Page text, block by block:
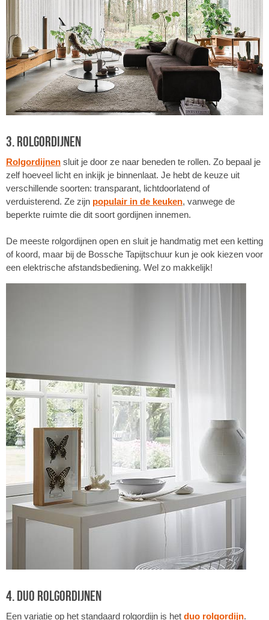
3. Rolgordijnen
Rolgordijnen sluit je door ze naar beneden te rollen. Zo bepaal je
zelf hoeveel licht en inkijk je binnenlaat. Je hebt de keuze uit
verschillende soorten: transparant, lichtdoorlatend of
verduisterend. Ze zijn populair in de keuken, vanwege de
beperkte ruimte die dit soort gordijnen innemen.
De meeste rolgordijnen open en sluit je handmatig met een ketting
of koord, maar bij de Bossche Tapijtschuur kun je ook kiezen voor
een elektrische afstandsbediening. Wel zo makkelijk!
4. Duo rolgordijnen
Een variatie op het standaard rolgordijn is het duo rolgordijn.